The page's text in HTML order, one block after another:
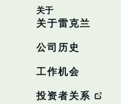
关于
关于雷克兰
公司历史
工作机会
投资者关系